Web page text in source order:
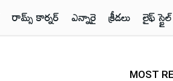
రామ్స్ కార్నర్ ఎన్నారై క్రీడలు లైఫ్ స్టైల్
MOST